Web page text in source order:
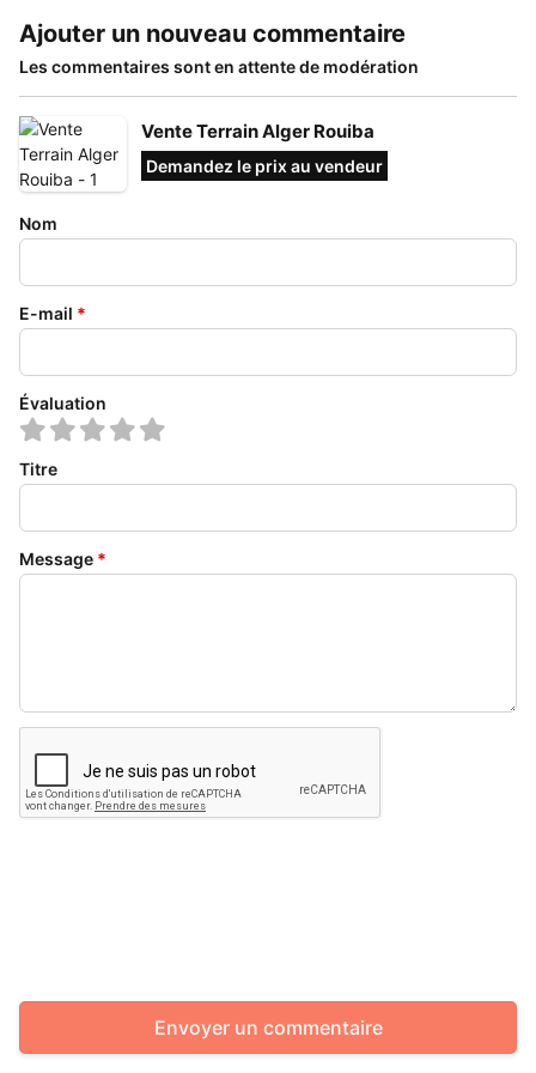
Ajouter un nouveau commentaire
Les commentaires sont en attente de modération
Vente Terrain Alger Rouiba
Demandez le prix au vendeur
Nom
E-mail *
Évaluation
Titre
Message *
Envoyer un commentaire